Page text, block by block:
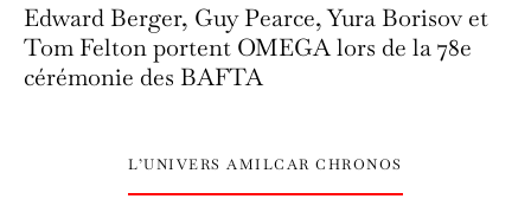
Edward Berger, Guy Pearce, Yura Borisov et
Tom Felton portent OMEGA lors de la 78e
cérémonie des BAFTA
L’UNIVERS AMILCAR CHRONOS